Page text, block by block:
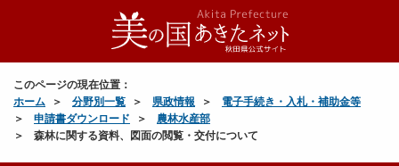
このページの現在位置：
ホーム
分野別一覧 県政情報
電子手続き・入札・補助金等
申請書ダウンロード
農林水産部
森林に関する資料、図面の閲覧・交付について